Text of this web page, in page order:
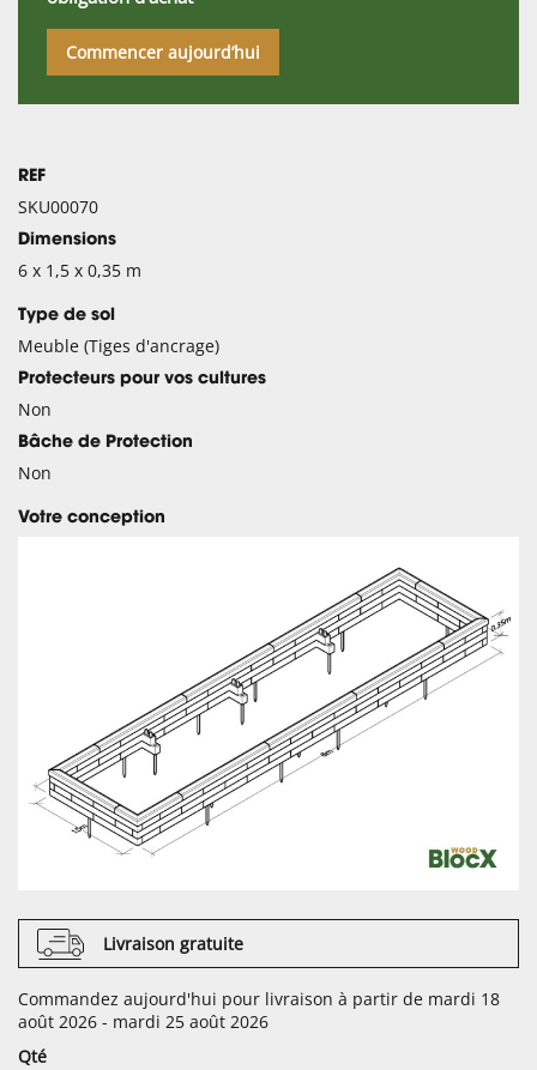
Commencer aujourd’hui
REF
SKU00070
Dimensions
6 x 1,5 x 0,35 m
Type de sol
Meuble (Tiges d'ancrage)
Protecteurs pour vos cultures
Non
Bâche de Protection
Non
Votre conception
Livraison gratuite
Commandez aujourd'hui pour livraison à partir de mardi 18
août 2026 - mardi 25 août 2026
Qté